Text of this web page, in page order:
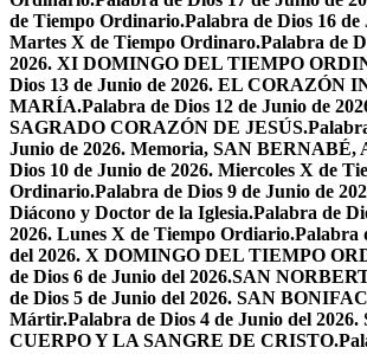
de Tiempo Ordinario.Palabra de Dios 16 de
Martes X de Tiempo Ordinaro.Palabra de
2026. XI DOMINGO DEL TIEMPO
Dios 13 de Junio de 2026. EL CORAZÓN
MARÍA.Palabra de Dios 12 de Junio de
SAGRADO CORAZÓN DE JESÚS.
Junio de 2026. Memoria, SAN BERNABÉ,
Dios 10 de Junio de 2026. Miercoles X de
Ordinario.Palabra de Dios 9 de Junio de
Diácono y Doctor de la Iglesia.Palabra de
2026. Lunes X de Tiempo Ordiario.Palabra
del 2026. X DOMINGO DEL TIEMPO
de Dios 6 de Junio del 2026.SAN
de Dios 5 de Junio del 2026. SAN
Mártir.Palabra de Dios 4 de Junio del
CUERPO Y LA SANGRE DE CRISTO.